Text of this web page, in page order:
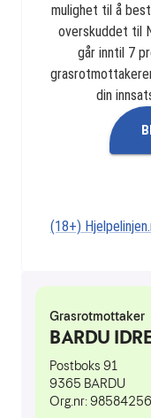
mulighet til å
overskuddet til
går inntil 7
din
(18+)